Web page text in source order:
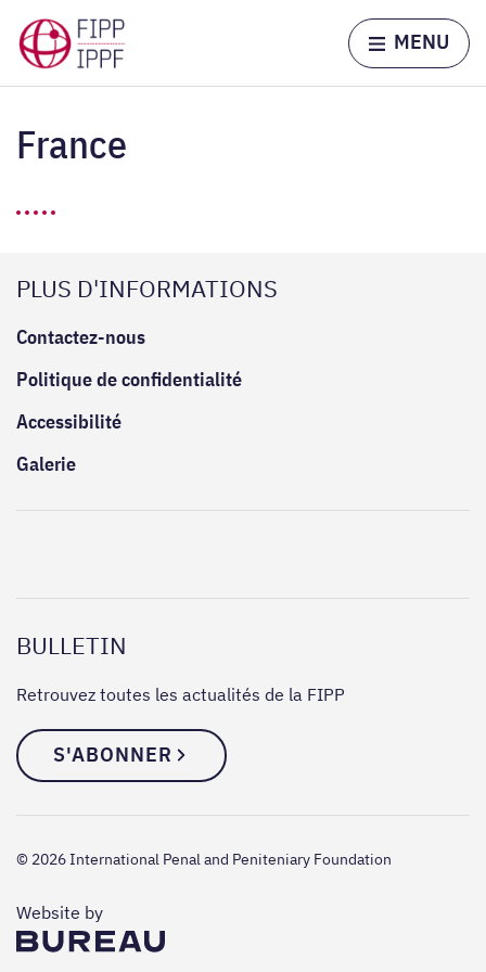
Home page
MENU
France
PLUS D'INFORMATIONS
Contactez-nous
Politique de confidentialité
Accessibilité
Galerie
BULLETIN
Retrouvez toutes les actualités de la FIPP
S'ABONNER
© 2026 International Penal and Peniteniary Foundation
Website byThe Bureau